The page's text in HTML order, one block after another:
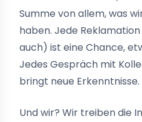
Summe von allem, was
haben. Jede
auch) ist eine Chance,
Jedes Gespräch mit
bringt neue Erkenntnisse.
Und wir? Wir treiben die